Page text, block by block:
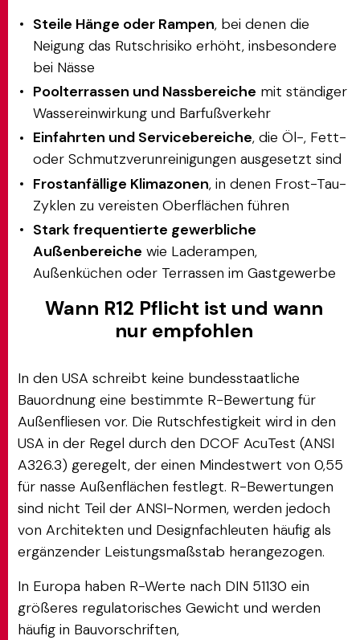
Steile Hänge oder Rampen, bei denen die
Neigung das Rutschrisiko erhöht, insbesondere
bei Nässe
Poolterrassen und Nassbereiche mit ständiger
Wassereinwirkung und Barfußverkehr
Einfahrten und Servicebereiche, die Öl-, Fett-
oder Schmutzverunreinigungen ausgesetzt sind
Frostanfällige Klimazonen, in denen Frost-Tau-
Zyklen zu vereisten Oberflächen führen
Stark frequentierte gewerbliche
Außenbereiche wie Laderampen,
Außenküchen oder Terrassen im Gastgewerbe
Wann R12 Pflicht ist und wann
nur empfohlen
In den USA schreibt keine bundesstaatliche
Bauordnung eine bestimmte R-Bewertung für
Außenfliesen vor. Die Rutschfestigkeit wird in den
USA in der Regel durch den DCOF AcuTest (ANSI
A326.3) geregelt, der einen Mindestwert von 0,55
für nasse Außenflächen festlegt. R-Bewertungen
sind nicht Teil der ANSI-Normen, werden jedoch
von Architekten und Designfachleuten häufig als
ergänzender Leistungsmaßstab herangezogen.
In Europa haben R-Werte nach DIN 51130 ein
größeres regulatorisches Gewicht und werden
häufig in Bauvorschriften,